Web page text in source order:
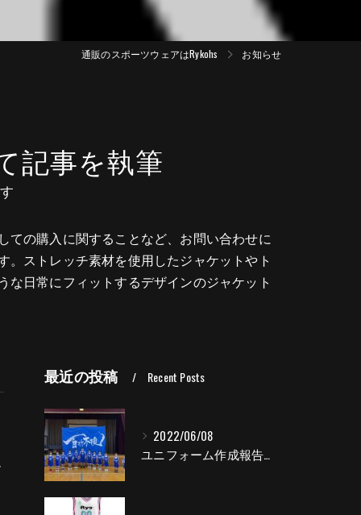
通販のスポーツウェアはRykohs お知らせ
記事を執筆
ての購入に関することなど、お問い合わせに
ストレッチ素材を使用したジャケットやト
日常にフィットするデザインのジャケット
最近の投稿 Recent Posts
2022/06/08
ユニフォーム作成報告【Rykohs・通販】